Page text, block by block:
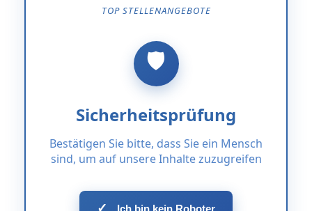
TOP STELLENANGEBOTE
Sicherheitsprüfung
Bestätigen Sie bitte, dass Sie ein Mensch
sind, um auf unsere Inhalte zuzugreifen
✓ Ich bin kein Roboter